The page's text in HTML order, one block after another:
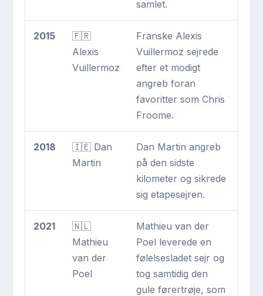
samlet.
2015
🇫🇷
Alexis
Vuillermoz
Franske Alexis
Vuillermoz sejrede
efter et modigt
angreb foran
favoritter som Chris
Froome.
2018
🇮🇪 Dan
Martin
Dan Martin angreb
på den sidste
kilometer og sikrede
sig etapesejren.
2021
🇳🇱
Mathieu
van der
Poel
Mathieu van der
Poel leverede en
følelsesladet sejr og
tog samtidig den
gule førertrøje, som